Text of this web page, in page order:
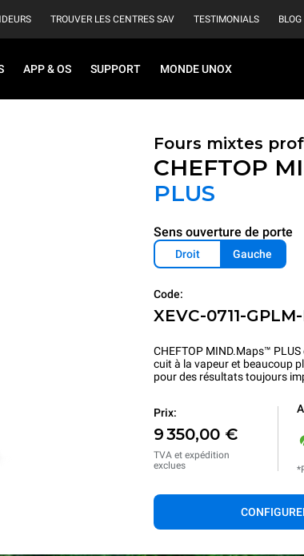
TROUVER LES CENTRES SAV TESTIMONIALS BLOG
APP & OS SUPPORT MONDE UNOX
Fours mixtes
CHEFTOP
PLUS
Sens ouverture de porte
Droit Gauche
Code:
XEVC-0711-
CHEFTOP MIND.Maps™
cuit à la vapeur et beaucoup
pour des résultats toujours
Prix:
9 350,00 €
TVA et expédition
exclues